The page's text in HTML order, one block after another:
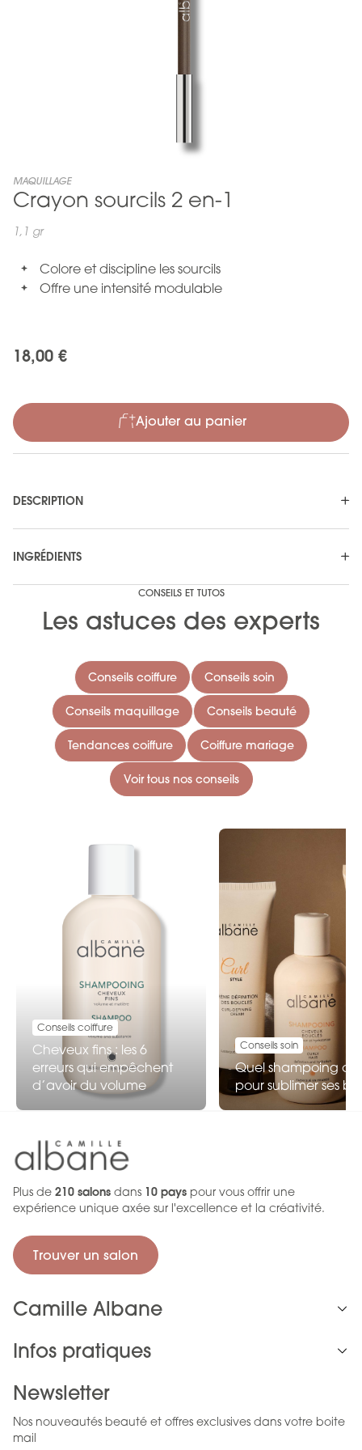
Skip
beginning
gallery
MAQUILLAGE
Crayon sourcils 2 en-1
1,1 gr
Colore et discipline les sourcils
Offre une intensité modulable
18,00 €
Ajouter au panier
DESCRIPTION
INGRÉDIENTS
CONSEILS ET TUTOS
Les astuces des experts
Conseils coiffure Conseils soin
Conseils maquillage Conseils beauté
Tendances coiffure Coiffure mariage
Voir tous nos conseils
Conseils coiffure
Cheveux fins : les 6
erreurs qui empêchent
d’avoir du volume
Conseils soin
Quel shampoing
pour sublimer ses
Plus de 210 salons dans 10 pays pour vous offrir une
expérience unique axée sur l'excellence et la créativité.
Trouver un salon
Camille Albane
Infos pratiques
Newsletter
Nos nouveautés beauté et offres exclusives dans votre boite
mail